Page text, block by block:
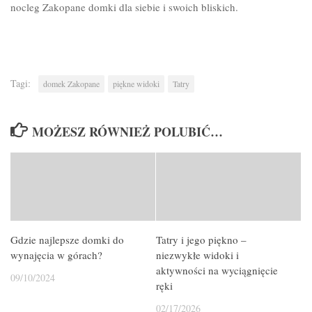
nocleg Zakopane domki dla siebie i swoich bliskich.
Tagi: domek Zakopane piękne widoki Tatry
MOŻESZ RÓWNIEŻ POLUBIĆ…
Gdzie najlepsze domki do
wynajęcia w górach?
09/10/2024
Tatry i jego piękno –
niezwykłe widoki i
aktywności na wyciągnięcie
ręki
02/17/2026